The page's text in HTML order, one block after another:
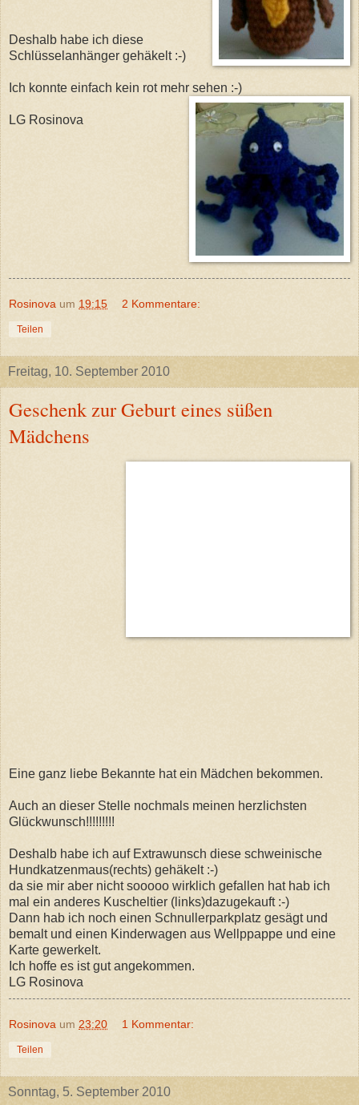
Deshalb habe ich diese
Schlüsselanhänger gehäkelt :-)
Ich konnte einfach kein rot mehr sehen :-)
LG Rosinova
Rosinova um 19:15 2 Kommentare:
Teilen
Freitag, 10. September 2010
Geschenk zur Geburt eines süßen
Mädchens
Eine ganz liebe Bekannte hat ein Mädchen bekommen.
Auch an dieser Stelle nochmals meinen herzlichsten
Glückwunsch!!!!!!!!!
Deshalb habe ich auf Extrawunsch diese schweinische
Hundkatzenmaus(rechts) gehäkelt :-)
da sie mir aber nicht sooooo wirklich gefallen hat hab ich
mal ein anderes Kuscheltier (links)dazugekauft :-)
Dann hab ich noch einen Schnullerparkplatz gesägt und
bemalt und einen Kinderwagen aus Wellppappe und eine
Karte gewerkelt.
Ich hoffe es ist gut angekommen.
LG Rosinova
Rosinova um 23:20 1 Kommentar:
Teilen
Sonntag, 5. September 2010